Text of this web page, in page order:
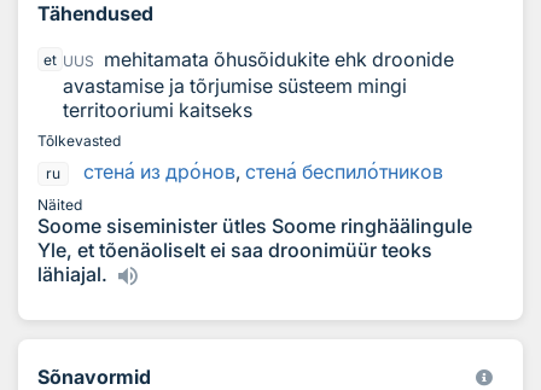
Tähendused
et UUS
mehitamata õhusõidukite ehk droonide
avastamise ja tõrjumise süsteem mingi
territooriumi kaitseks
Tõlkevasted
ru
стена из дронов, стена беспилотников
Näited
Soome siseminister ütles Soome ringhäälingule
Yle, et tõenäoliselt ei saa droonimüür teoks
lähiajal.
Sõnavormid